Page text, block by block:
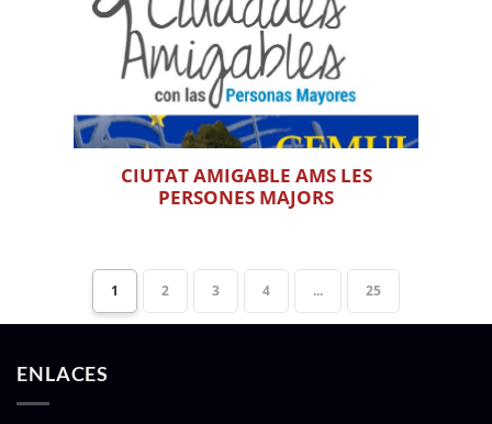
CIUTAT AMIGABLE AMS LES
PERSONES MAJORS
1 2 3 4 ... 25
ENLACES